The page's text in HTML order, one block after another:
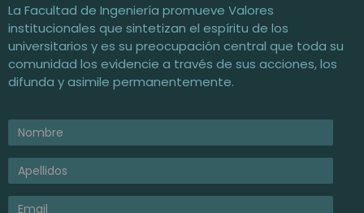
La Facultad de Ingeniería promueve Valores
institucionales que sintetizan el espíritu de los
universitarios y es su preocupación central que toda su
comunidad los evidencie a través de sus acciones, los
difunda y asimile permanentemente.